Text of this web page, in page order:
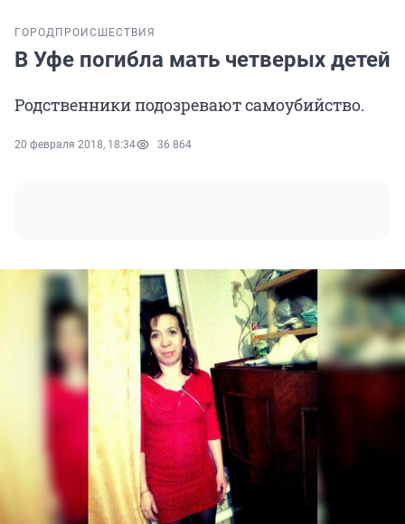
ГОРОД ПРОИСШЕСТВИЯ
В Уфе погибла мать четверых детей
Родственники подозревают самоубийство.
20 февраля 2018, 18:34 36 864